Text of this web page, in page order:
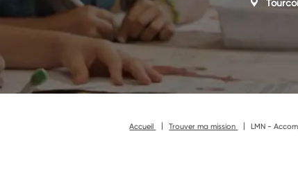
Accueil Trouver ma mission LMN -